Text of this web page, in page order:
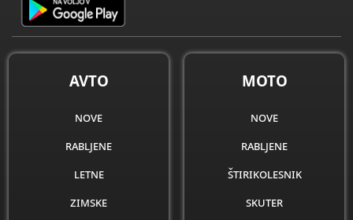
AVTO
nove
rabljene
letne
zimske
MOTO
nove
rabljene
štirikolesnik
skuter